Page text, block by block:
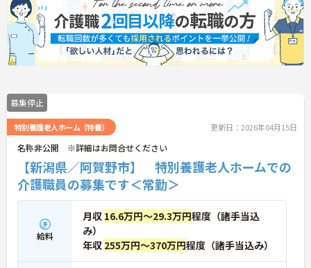
募集停止
特別養護老人ホーム（特養） 更新日：2026年04月15日
名称非公開 ※詳細はお問合せください
【新潟県／阿賀野市】 特別養護老人ホームでの
介護職員の募集です＜常勤＞
給料
月収 16.6万円～29.3万円程度（諸手当込
み）
年収 255万円～370万円程度（諸手当込み）